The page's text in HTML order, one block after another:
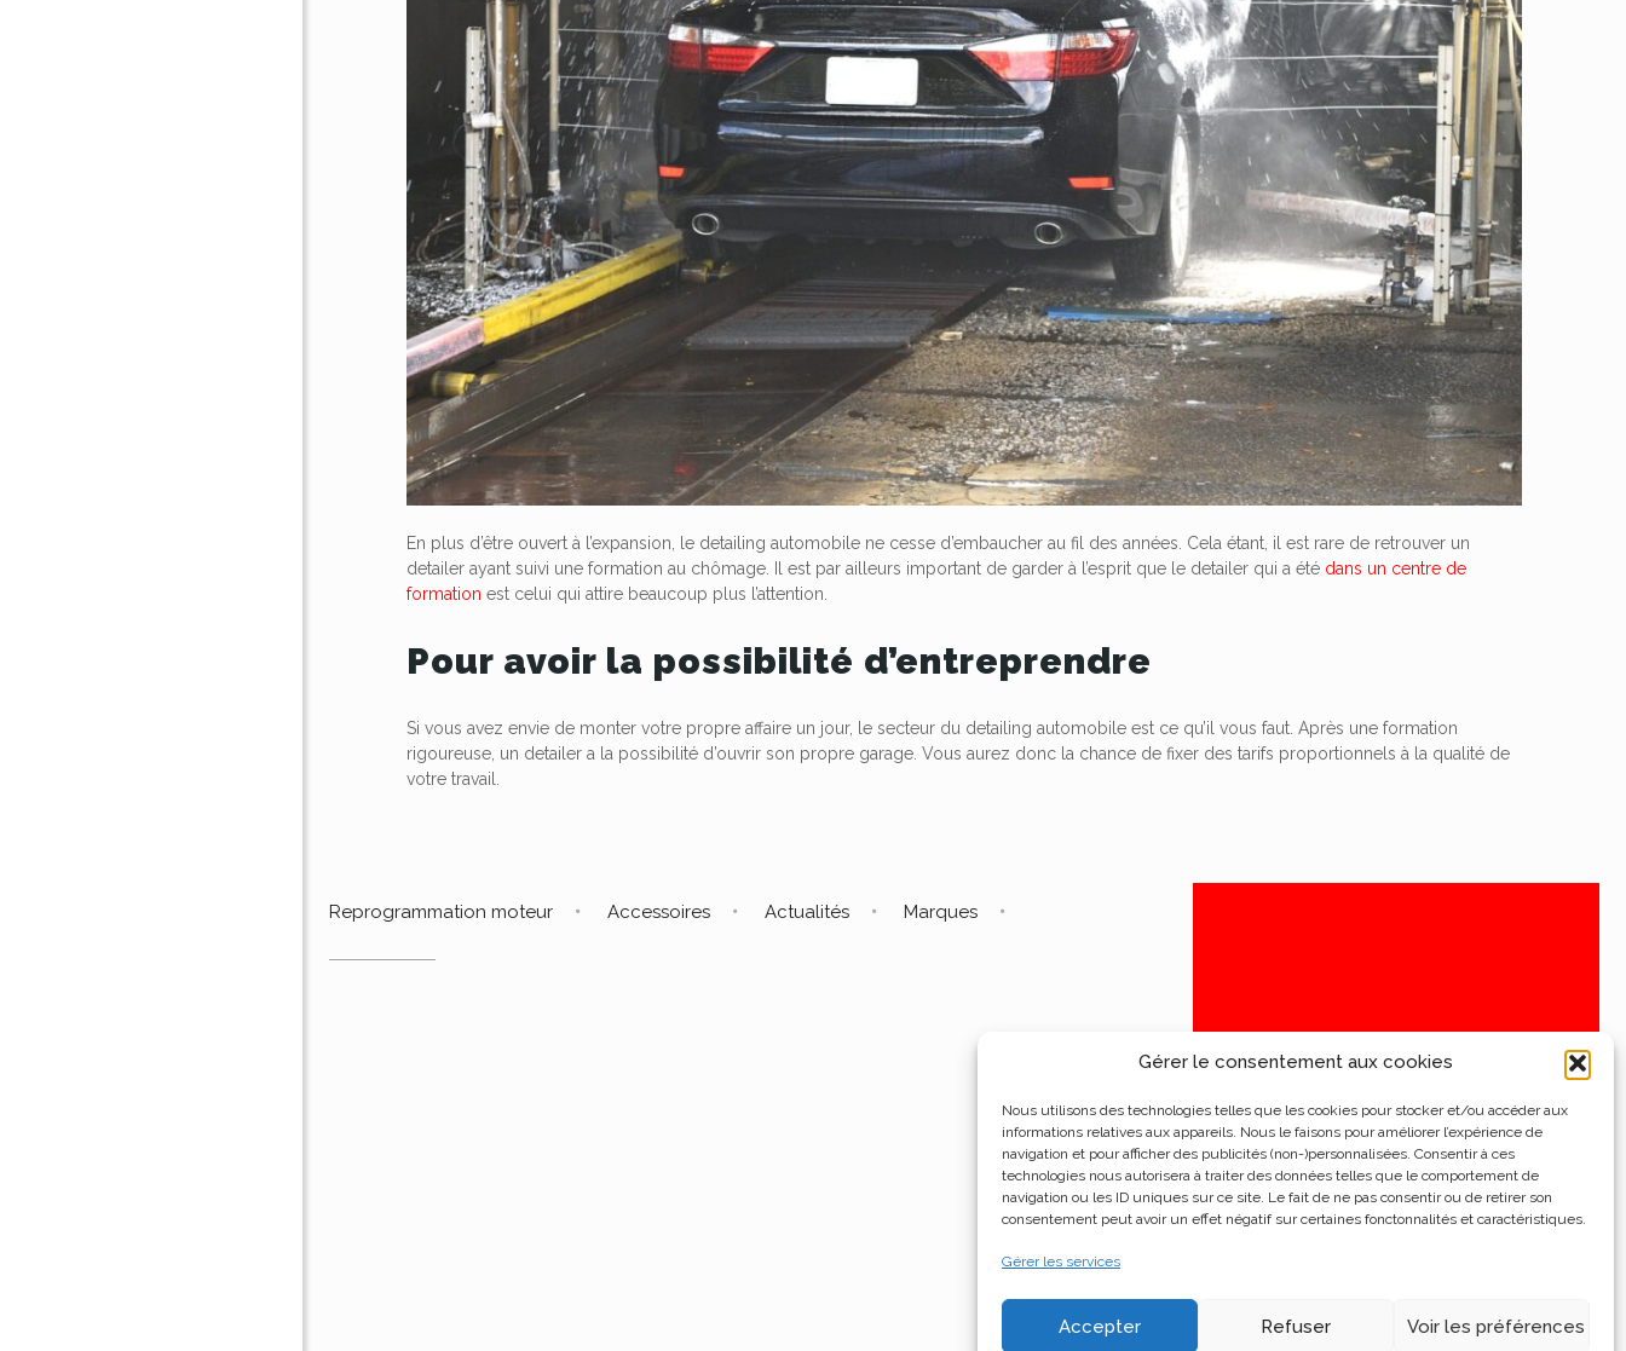
Gérer le consentement aux cookies
Nous utilisons des technologies telles que les cookies pour stocker et/ou accéder aux
informations relatives aux appareils. Nous le faisons pour améliorer l’expérience de
navigation et pour afficher des publicités (non-)personnalisées. Consentir à ces
technologies nous autorisera à traiter des données telles que le comportement de
navigation ou les ID uniques sur ce site. Le fait de ne pas consentir ou de retirer son
consentement peut avoir un effet négatif sur certaines fonctonnalités et caractéristiques.
Gérer les services
Accepter Refuser Voir les préférences
En plus d’être ouvert à l’expansion, le detailing automobile ne cesse d’embaucher au fil des années. Cela étant, il est rare de retrouver un
detailer ayant suivi une formation au chômage. Il est par ailleurs important de garder à l’esprit que le detailer qui a été dans un centre de
formation est celui qui attire beaucoup plus l’attention.
Pour avoir la possibilité d’entreprendre
Si vous avez envie de monter votre propre affaire un jour, le secteur du detailing automobile est ce qu’il vous faut. Après une formation
rigoureuse, un detailer a la possibilité d’ouvrir son propre garage. Vous aurez donc la chance de fixer des tarifs proportionnels à la qualité de
votre travail.
Reprogrammation moteur Accessoires Actualités Marques